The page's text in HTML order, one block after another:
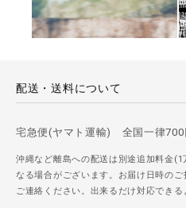
配送・送料について
宅急便(ヤマト運輸) 全国一律700
沖縄など離島への配送は別途追加料金
なる場合がございます。お届け日時の
ご連絡ください。出来るだけ対応できる